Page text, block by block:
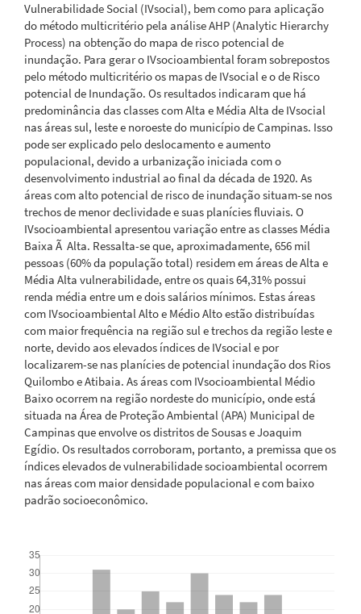
Vulnerabilidade Social (IVsocial), bem como para aplicação
do método multicritério pela análise AHP (Analytic Hierarchy
Process) na obtenção do mapa de risco potencial de
inundação. Para gerar o IVsocioambiental foram sobrepostos
pelo método multicritério os mapas de IVsocial e o de Risco
potencial de Inundação. Os resultados indicaram que há
predominância das classes com Alta e Média Alta de IVsocial
nas áreas sul, leste e noroeste do município de Campinas. Isso
pode ser explicado pelo deslocamento e aumento
populacional, devido a urbanização iniciada com o
desenvolvimento industrial ao final da década de 1920. As
áreas com alto potencial de risco de inundação situam-se nos
trechos de menor declividade e suas planícies fluviais. O
IVsocioambiental apresentou variação entre as classes Média
Baixa Ã Alta. Ressalta-se que, aproximadamente, 656 mil
pessoas (60% da população total) residem em áreas de Alta e
Média Alta vulnerabilidade, entre os quais 64,31% possui
renda média entre um e dois salários mínimos. Estas áreas
com IVsocioambiental Alto e Médio Alto estão distribuídas
com maior frequência na região sul e trechos da região leste e
norte, devido aos elevados índices de IVsocial e por
localizarem-se nas planícies de potencial inundação dos Rios
Quilombo e Atibaia. As áreas com IVsocioambiental Médio
Baixo ocorrem na região nordeste do município, onde está
situada na Área de Proteção Ambiental (APA) Municipal de
Campinas que envolve os distritos de Sousas e Joaquim
Egídio. Os resultados corroboram, portanto, a premissa que os
índices elevados de vulnerabilidade socioambiental ocorrem
nas áreas com maior densidade populacional e com baixo
padrão socioeconômico.